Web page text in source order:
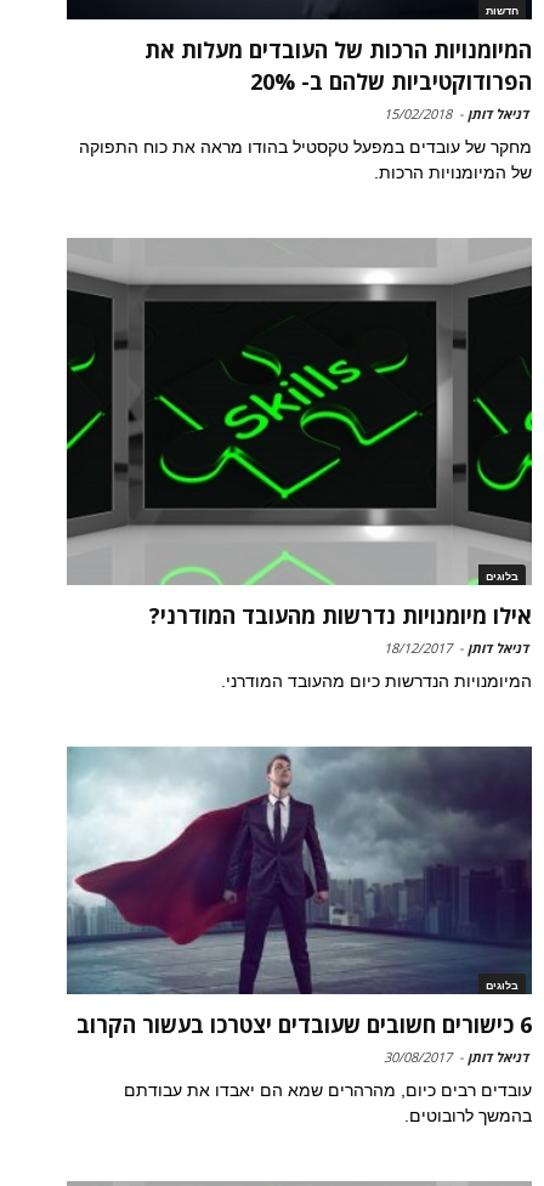
חדשות
המיומנויות הרכות של העובדים מעלות את
הפרודוקטיביות שלהם ב- 20%
דניאל דותן -
15/02/2018
מחקר של עובדים במפעל טקסטיל בהודו מראה את כוח התפוקה
של המיומנויות הרכות.
בלוגים
אילו מיומנויות נדרשות מהעובד המודרני?
דניאל דותן -
18/12/2017
המיומנויות הנדרשות כיום מהעובד המודרני.
בלוגים
6 כישורים חשובים שעובדים יצטרכו בעשור הקרוב
דניאל דותן -
30/08/2017
עובדים רבים כיום, מהרהרים שמא הם יאבדו את עבודתם
בהמשך לרובוטים.